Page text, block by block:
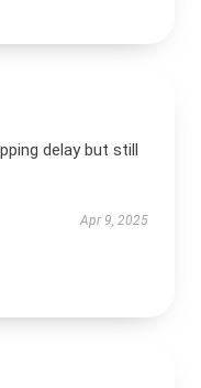
delay but still
Apr 9, 2025